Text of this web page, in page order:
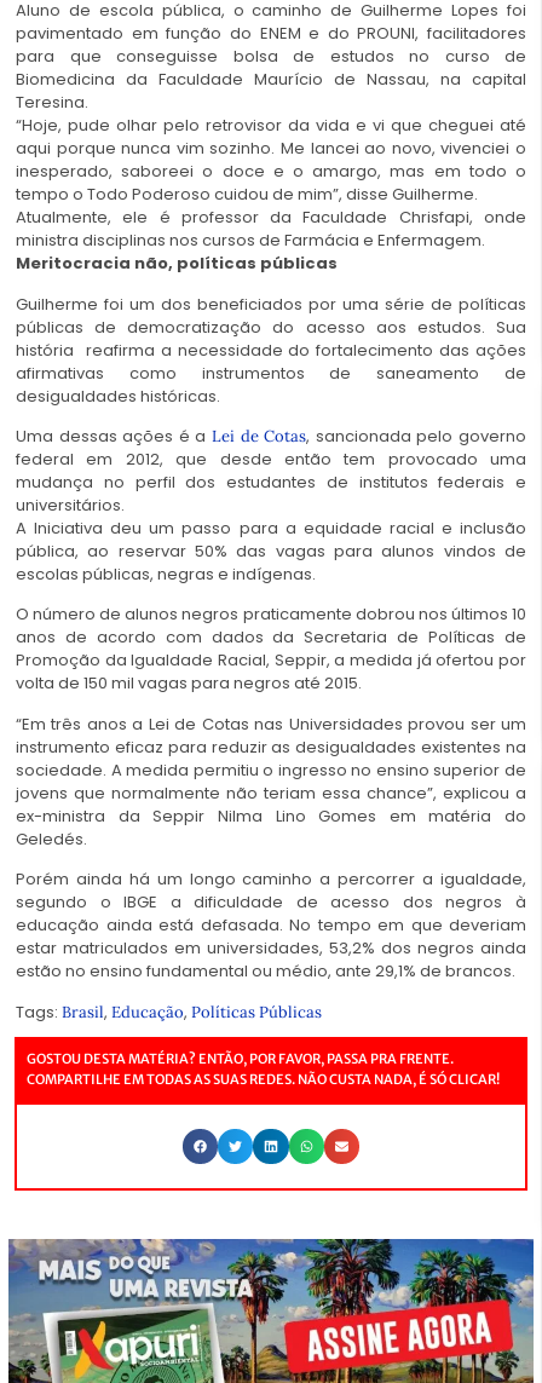
Aluno de escola pública, o caminho de Guilherme Lopes foi
pavimentado em função do ENEM e do PROUNI, facilitadores
para que conseguisse bolsa de estudos no curso de
Biomedicina da Faculdade Maurício de Nassau, na capital
Teresina.
“Hoje, pude olhar pelo retrovisor da vida e vi que cheguei até
aqui porque nunca vim sozinho. Me lancei ao novo, vivenciei o
inesperado, saboreei o doce e o amargo, mas em todo o
tempo o Todo Poderoso cuidou de mim”, disse Guilherme.
Atualmente, ele é professor da Faculdade Chrisfapi, onde
ministra disciplinas nos cursos de Farmácia e Enfermagem.
Meritocracia não, políticas públicas
Guilherme foi um dos beneficiados por uma série de políticas
públicas de democratização do acesso aos estudos. Sua
história reafirma a necessidade do fortalecimento das ações
afirmativas como instrumentos de saneamento de
desigualdades históricas.
Uma dessas ações é a Lei de Cotas, sancionada pelo governo
federal em 2012, que desde então tem provocado uma
mudança no perfil dos estudantes de institutos federais e
universitários.
A Iniciativa deu um passo para a equidade racial e inclusão
pública, ao reservar 50% das vagas para alunos vindos de
escolas públicas, negras e indígenas.
O número de alunos negros praticamente dobrou nos últimos 10
anos de acordo com dados da Secretaria de Políticas de
Promoção da Igualdade Racial, Seppir, a medida já ofertou por
volta de 150 mil vagas para negros até 2015.
“Em três anos a Lei de Cotas nas Universidades provou ser um
instrumento eficaz para reduzir as desigualdades existentes na
sociedade. A medida permitiu o ingresso no ensino superior de
jovens que normalmente não teriam essa chance”, explicou a
ex-ministra da Seppir Nilma Lino Gomes em matéria do
Geledés.
Porém ainda há um longo caminho a percorrer a igualdade,
segundo o IBGE a dificuldade de acesso dos negros à
educação ainda está defasada. No tempo em que deveriam
estar matriculados em universidades, 53,2% dos negros ainda
estão no ensino fundamental ou médio, ante 29,1% de brancos.
Tags: Brasil, Educação, Políticas Públicas
GOSTOU DESTA MATÉRIA? ENTÃO, POR FAVOR, PASSA PRA FRENTE.
COMPARTILHE EM TODAS AS SUAS REDES. NÃO CUSTA NADA, É SÓ CLICAR!